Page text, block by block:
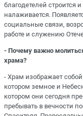
благодетелей строится
налаживается.
социальные связи,
работе и служению
- Почему важно
храма?
- Храм изображает собой
котором земное и
котором они сегодня
пребывать в вечности